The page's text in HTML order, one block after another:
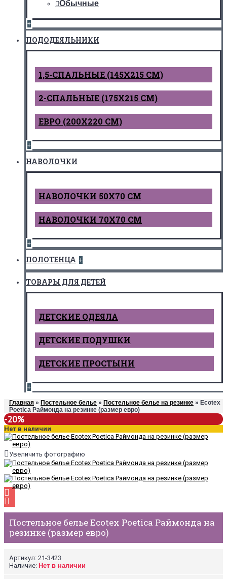
Обычные
+
ПОДОДЕЯЛЬНИКИ
1,5-СПАЛЬНЫЕ (145Х215 СМ)
2-СПАЛЬНЫЕ (175Х215 СМ)
ЕВРО (200Х220 СМ)
+
НАВОЛОЧКИ
НАВОЛОЧКИ 50Х70 СМ
НАВОЛОЧКИ 70Х70 СМ
+
ПОЛОТЕНЦА +
ТОВАРЫ ДЛЯ ДЕТЕЙ
ДЕТCКИЕ ОДЕЯЛА
ДЕТСКИЕ ПОДУШКИ
ДЕТСКИЕ ПРОСТЫНИ
+
Главная » Постельное белье » Постельное белье на резинке » Ecotex
Poetica Раймонда на резинке (размер евро)
-20%
Нет в наличии
Увеличить фотографию
Постельное белье Ecotex Poetica Раймонда на
резинке (размер евро)
Артикул: 21-3423
Наличие: Нет в наличии